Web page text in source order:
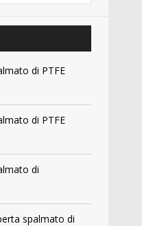
di PTFE
di PTFE
di
spalmato di